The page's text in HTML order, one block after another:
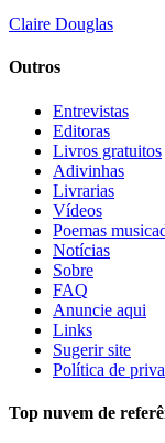
Claire Douglas
Outros
Entrevistas
Editoras
Livros gratuitos
Adivinhas
Livrarias
Vídeos
Poemas
Notícias
Sobre
FAQ
Anuncie aqui
Links
Sugerir site
Política de
Top nuvem de